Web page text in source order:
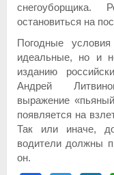
снегоуборщика.
остановиться на
Погодные
идеальные, но и
изданию
Андрей
выражение
появляется на
Так или иначе,
водители должны
он.